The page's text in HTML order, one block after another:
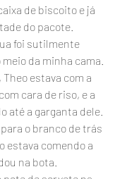
de biscoito e já
do pacote.
foi sutilmente
da minha cama.
Theo estava com a
cara de riso, e a
até a garganta dele.
o branco de trás
estava comendo a
na bota.